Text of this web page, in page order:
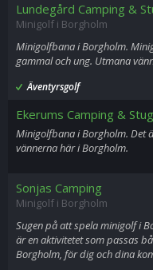
Lundegård Camping &
Minigolf i Borgholm
Minigolfbana i Borgholm.
gammal och ung. Utmana
Äventyrsgolf
Ekerums Camping &
Minigolfbana i Borgholm. Det
vännerna här i Borgholm.
Sonjas Camping
Minigolf i Borgholm
Sugen på att spela minigolf i
är en aktivitetet som passas
Borgholm, för dig och dina